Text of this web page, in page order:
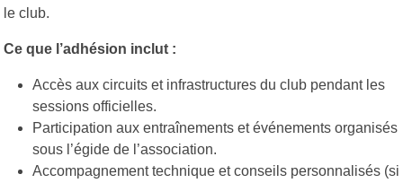
le club.
Ce que l’adhésion inclut :
Accès aux circuits et infrastructures du club pendant les
sessions officielles.
Participation aux entraînements et événements organisés
sous l’égide de l’association.
Accompagnement technique et conseils personnalisés (si